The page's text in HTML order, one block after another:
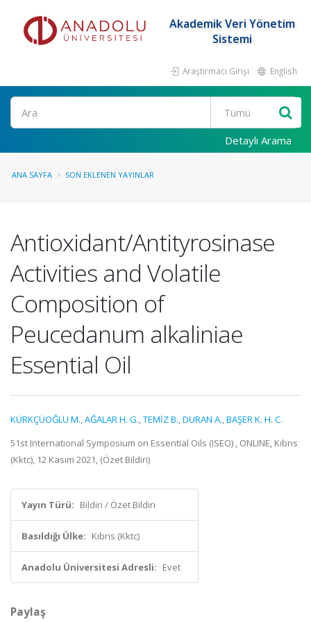
Akademik Veri Yönetim
Sistemi
Araştırmacı Girişi English
Ara
Detaylı Arama
ANA SAYFA SON EKLENEN YAYINLAR
Antioxidant/Antityrosinase
Activities and Volatile
Composition of
Peucedanum alkaliniae
Essential Oil
KÜRKÇÜOĞLU M.,AĞALAR H. G.,TEMİZ B.,DURAN A.,BAŞER K. H. C.
51st International Symposium on Essential Oils (ISEO) , ONLINE, Kıbrıs
(Kktc), 12 Kasım 2021, (Özet Bildiri)
Yayın Türü: Bildiri / Özet Bildiri
Basıldığı Ülke: Kıbrıs (Kktc)
Anadolu Üniversitesi Adresli: Evet
Paylaş